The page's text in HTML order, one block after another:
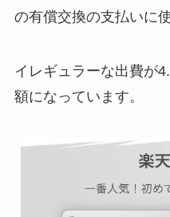
の有償交換の支払いに
イレギュラーな出費が
額になっています。